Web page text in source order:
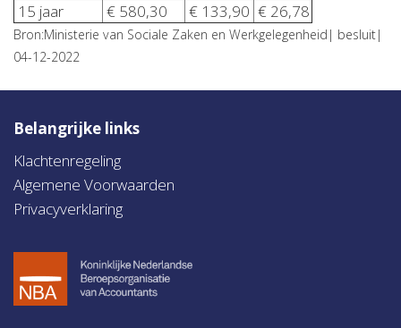
15 jaar
€ 580,30 € 133,90 € 26,78
Bron:Ministerie van Sociale Zaken en Werkgelegenheid| besluit|
04-12-2022
Belangrijke links
Klachtenregeling
Algemene Voorwaarden
Privacyverklaring